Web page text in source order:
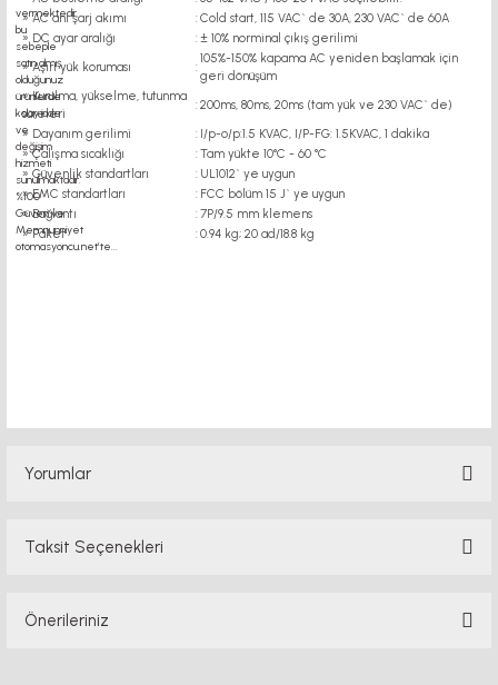
» AC ani şarj akımı
:Cold start, 115 VAC` de 30A, 230 VAC` de 60A
» DC ayar aralığı
:± 10% norminal çıkış gerilimi
» Aşırı yük koruması
:
105%-150% kapama AC yeniden başlamak için
geri dönüşüm
» Kurulma, yükselme, tutunma
süreleri
:200ms, 80ms, 20ms (tam yük ve 230 VAC` de)
» Dayanım gerilimi
: I/p-o/p:1.5 KVAC, I/P-FG: 1.5KVAC, 1 dakika
» Çalışma sıcaklığı
:Tam yükte 10°C - 60 °C
» Güvenlik standartları
: UL1012` ye uygun
» EMC standartları
: FCC bölüm 15 J` ye uygun
» Bağlantı
:7P/9.5 mm klemens
» Paket
:0.94 kg; 20 ad/18.8 kg
Yorumlar
Taksit Seçenekleri
Önerileriniz